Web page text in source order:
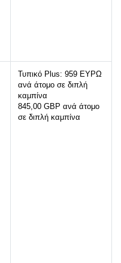
Τυπικό Plus: 959 ΕΥΡΩ
ανά άτομο σε διπλή
καμπίνα
845,00 GBP ανά άτομο
σε διπλή καμπίνα